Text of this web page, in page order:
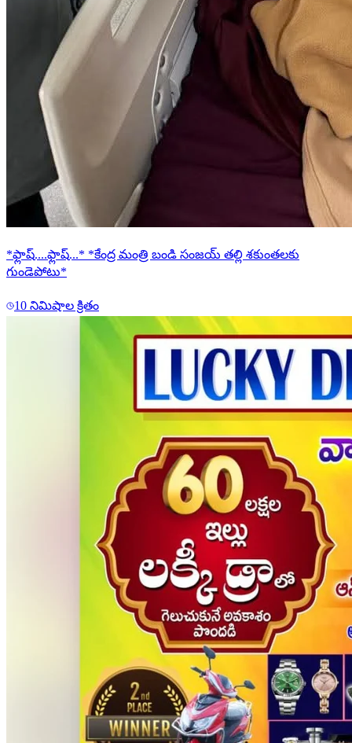
*ఫ్లాష్....ఫ్లాష్...* *కేంద్ర మంత్రి బండి సంజయ్ తల్లి శకుంతలకు
గుండెపోటు*
10 నిమిషాల క్రితం